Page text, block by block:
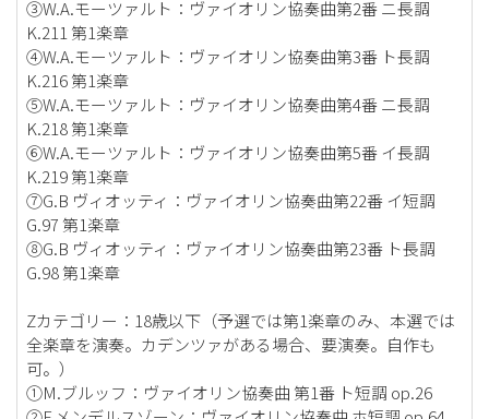
③W.A.モーツァルト：ヴァイオリン協奏曲第2番 ニ長調
K.211 第1楽章
④W.A.モーツァルト：ヴァイオリン協奏曲第3番 ト長調
K.216 第1楽章
⑤W.A.モーツァルト：ヴァイオリン協奏曲第4番 ニ長調
K.218 第1楽章
⑥W.A.モーツァルト：ヴァイオリン協奏曲第5番 イ長調
K.219 第1楽章
⑦G.B ヴィオッティ：ヴァイオリン協奏曲第22番 イ短調
G.97 第1楽章
⑧G.B ヴィオッティ：ヴァイオリン協奏曲第23番 ト長調
G.98 第1楽章
Zカテゴリー：18歳以下（予選では第1楽章のみ、本選では
全楽章を演奏。カデンツァがある場合、要演奏。自作も
可。）
①M.ブルッフ：ヴァイオリン協奏曲 第1番 ト短調 op.26